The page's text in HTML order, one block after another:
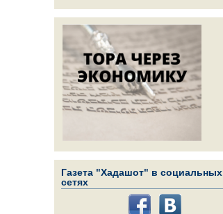
Газета "Хадашот" в социальных
сетях